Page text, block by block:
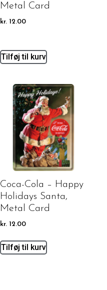
Metal Card
kr. 12.00
Tilføj til kurv
Coca-Cola – Happy
Holidays Santa,
Metal Card
kr. 12.00
Tilføj til kurv